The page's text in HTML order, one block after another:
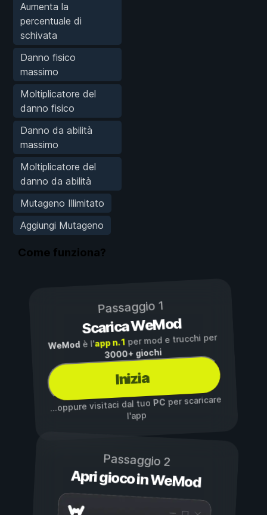
Aumenta la
percentuale di
schivata
Danno fisico
massimo
Moltiplicatore del
danno fisico
Danno da abilità
massimo
Moltiplicatore del
danno da abilità
Mutageno Illimitato
Aggiungi Mutageno
Come funziona?
Passaggio 1
Scarica WeMod
WeMod è l'app n. 1per mod e trucchi per
3000+ giochi
Inizia
...oppure visitaci dal tuoPC per scaricare
l'app
Passaggio 2
Apri gioco in WeMod